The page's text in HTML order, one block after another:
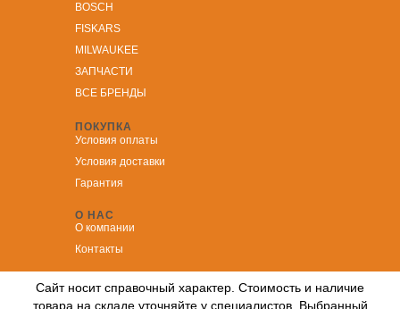
BOSCH
FISKARS
MILWAUKEE
ЗАПЧАСТИ
ВСЕ БРЕНДЫ
ПОКУПКА
Условия оплаты
Условия доставки
Гарантия
О НАС
О компании
Контакты
Сайт носит справочный характер. Стоимость и наличие
товара на складе уточняйте у специалистов. Выбранный